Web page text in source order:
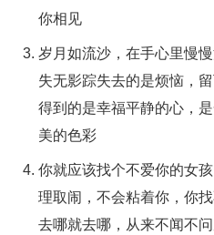
你相见
岁月如流沙，在手心里慢
失无影踪失去的是烦恼，
得到的是幸福平静的心，
美的色彩
你就应该找个不爱你的女
理取闹，不会粘着你，你
去哪就去哪，从来不闻不